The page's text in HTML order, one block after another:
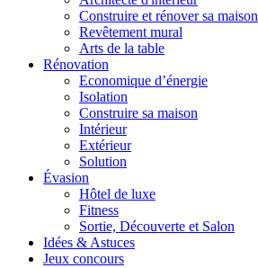
Construire et rénover sa maison
Revêtement mural
Arts de la table
Rénovation
Economique d’énergie
Isolation
Construire sa maison
Intérieur
Extérieur
Solution
Évasion
Hôtel de luxe
Fitness
Sortie, Découverte et Salon
Idées & Astuces
Jeux concours